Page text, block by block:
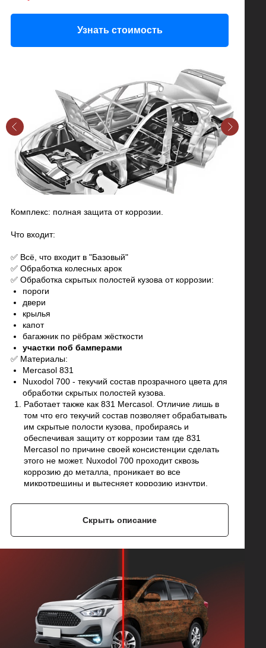
Узнать стоимость
Комплекс: полная защита от коррозии.
Что входит:
✅ Всё, что входит в "Базовый"
✅ Обработка колесных арок
✅ Обработка скрытых полостей кузова от коррозии:
пороги
двери
крылья
капот
багажник по рёбрам жёсткости
участки поб бамперами
✅ Материалы:
Mercasol 831
Nuxodol 700 - текучий состав прозрачного цвета для
обработки скрытых полостей кузова.
Работает также как 831 Mercasol. Отличие лишь в
том что его текучий состав позволяет обрабатывать
им скрытые полости кузова, пробираясь и
обеспечивая защиту от коррозии там где 831
Mercasol по причине своей консистенции сделать
этого не может. Nuxodol 700 проходит сквозь
коррозию до металла, проникает во все
микротрещины и вытесняет коррозию изнутри,
Если коррозии нет, то материал благодаря высокой
адгезии образует непроницаемую эластичную
ржавчины.
Материал зимой не трескается, летом не течет.
Если по мимо днища и колесных арок вам нужна
еще и защита кузова от коррозии (пороги, двери,
крылья, капот, багажник по рёбрам жёсткости), то
Nuxodol 700 - это то, что вам нужно.
Скрыть описание